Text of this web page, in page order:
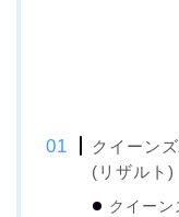
クイーン
(リザルト)
クイー